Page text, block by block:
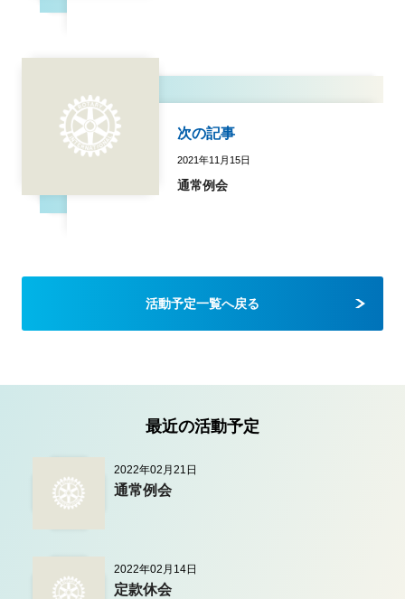
次の記事
2021年11月15日
通常例会
活動予定一覧へ戻る
最近の活動予定
2022年02月21日
通常例会
2022年02月14日
定款休会